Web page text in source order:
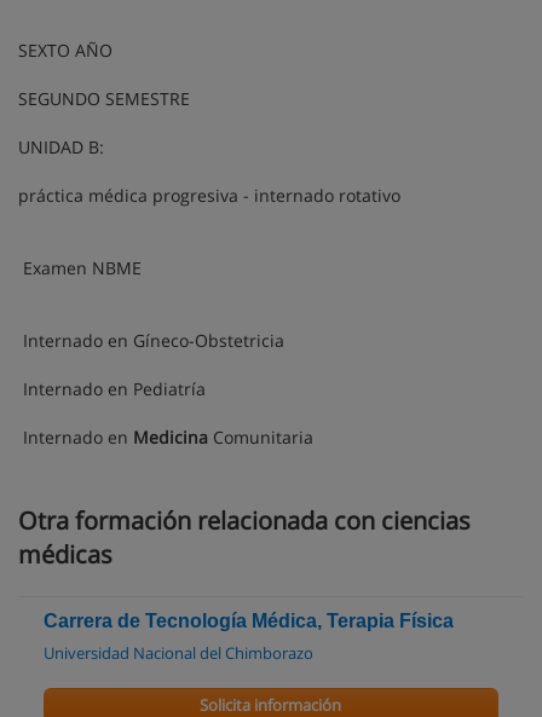
SEXTO AÑO
SEGUNDO SEMESTRE
UNIDAD B:
práctica médica progresiva - internado rotativo
Examen NBME
Internado en Gíneco-Obstetricia
Internado en Pediatría
Internado en Medicina Comunitaria
Otra formación relacionada con ciencias
médicas
Carrera de Tecnología Médica, Terapia Física
Universidad Nacional del Chimborazo
Solicita información